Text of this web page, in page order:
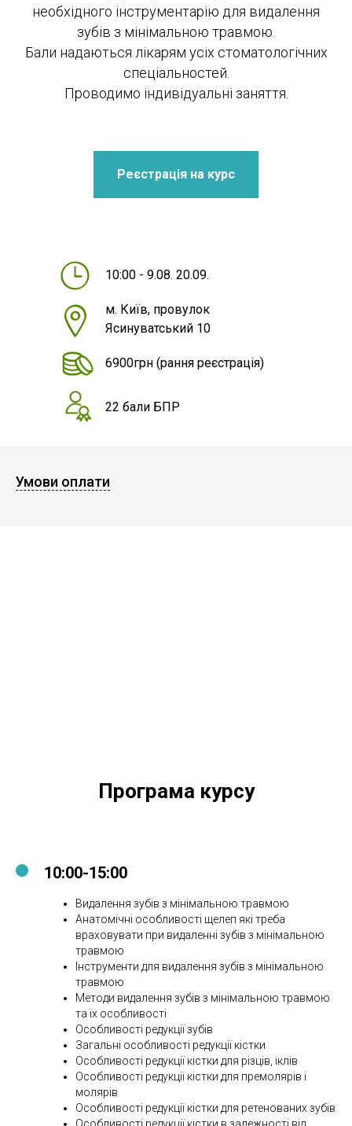
необхідного інструментарію для видалення
зубів з мінімальною травмою.
Бали надаються лікарям усіх стоматологічних
спеціальностей.
Проводимо індивідуальні заняття.
Реєстрація на курс
10:00 - 9.08. 20.09.
м. Київ, провулок
Ясинуватський 10
6900грн (рання реєстрація)
22 бали БПР
Умови оплати
Програма курсу
10:00-15:00
Видалення зубів з мінімальною травмою
Анатомічні особливості щелеп які треба
враховувати при видаленні зубів з мінімальною
травмою
Інструменти для видалення зубів з мінімальною
травмою
Методи видалення зубів з мінімальною травмою
та їх особливості
Особливості редукції зубів
Загальні особливості редукції кістки
Особливості редукції кістки для різців, іклів
Особливості редукції кістки для премолярів і
молярів
Особливості редукції кістки для ретенованих зубів